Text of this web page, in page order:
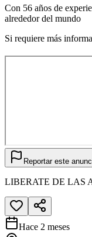
Con 56 años de
alrededor del mundo
Si requiere más
Reportar este
LIBERATE DE LAS
Hace 2 meses